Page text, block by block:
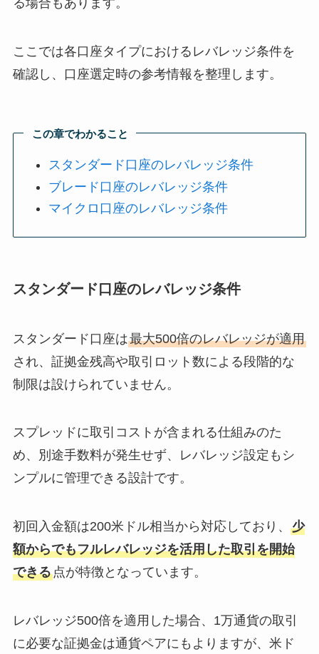
る場合もあります。
ここでは各口座タイプにおけるレバレッジ条件を
確認し、口座選定時の参考情報を整理します。
この章でわかること
スタンダード口座のレバレッジ条件
ブレード口座のレバレッジ条件
マイクロ口座のレバレッジ条件
スタンダード口座のレバレッジ条件
スタンダード口座は最大500倍のレバレッジが適用
され、証拠金残高や取引ロット数による段階的な
制限は設けられていません。
スプレッドに取引コストが含まれる仕組みのた
め、別途手数料が発生せず、レバレッジ設定もシ
ンプルに管理できる設計です。
初回入金額は200米ドル相当から対応しており、 少
額からでもフルレバレッジを活用した取引を開始
できる点が特徴となっています。
レバレッジ500倍を適用した場合、1万通貨の取引
に必要な証拠金は通貨ペアにもよりますが、米ド